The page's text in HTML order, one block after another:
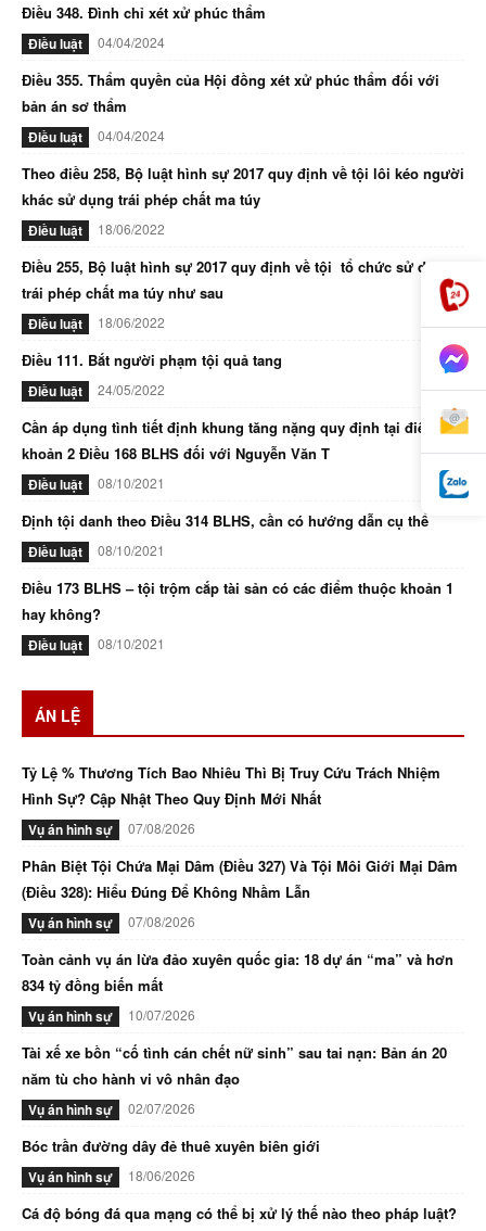
Điều 348. Đình chỉ xét xử phúc thẩm
Điều luật 04/04/2024
Điều 355. Thẩm quyền của Hội đồng xét xử phúc thẩm đối với
bản án sơ thẩm
Điều luật 04/04/2024
Theo điều 258, Bộ luật hình sự 2017 quy định về tội lôi kéo người
khác sử dụng trái phép chất ma túy
Điều luật 18/06/2022
Điều 255, Bộ luật hình sự 2017 quy định về tội tổ chức sử dụng
trái phép chất ma túy như sau
Điều luật 18/06/2022
Điều 111. Bắt người phạm tội quả tang
Điều luật 24/05/2022
Cần áp dụng tình tiết định khung tăng nặng quy định tại điểm d
khoản 2 Điều 168 BLHS đối với Nguyễn Văn T
Điều luật 08/10/2021
Định tội danh theo Điều 314 BLHS, cần có hướng dẫn cụ thể
Điều luật 08/10/2021
Điều 173 BLHS – tội trộm cắp tài sản có các điểm thuộc khoản 1
hay không?
Điều luật 08/10/2021
ÁN LỆ
Tỷ Lệ % Thương Tích Bao Nhiêu Thì Bị Truy Cứu Trách Nhiệm
Hình Sự? Cập Nhật Theo Quy Định Mới Nhất
Vụ án hình sự 07/08/2026
Phân Biệt Tội Chứa Mại Dâm (Điều 327) Và Tội Môi Giới Mại Dâm
(Điều 328): Hiểu Đúng Để Không Nhầm Lẫn
Vụ án hình sự 07/08/2026
Toàn cảnh vụ án lừa đảo xuyên quốc gia: 18 dự án “ma” và hơn
834 tỷ đồng biến mất
Vụ án hình sự 10/07/2026
Tài xế xe bồn “cố tình cán chết nữ sinh” sau tai nạn: Bản án 20
năm tù cho hành vi vô nhân đạo
Vụ án hình sự 02/07/2026
Bóc trần đường dây đẻ thuê xuyên biên giới
Vụ án hình sự 18/06/2026
Cá độ bóng đá qua mạng có thể bị xử lý thế nào theo pháp luật?